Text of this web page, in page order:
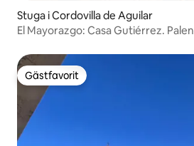
Stuga i Cordovilla de Aguilar
El Mayorazgo: Casa Gutiérrez.
Gästfavorit
Gästfavorit